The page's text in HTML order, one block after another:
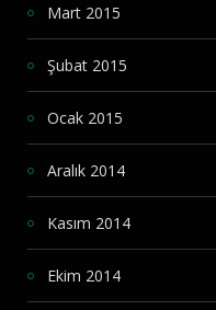
Mart 2015
Şubat 2015
Ocak 2015
Aralık 2014
Kasım 2014
Ekim 2014